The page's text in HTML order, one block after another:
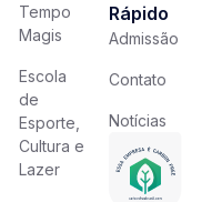
Tempo
Magis
Escola
de
Esporte,
Cultura e
Lazer
Rápido
Admissão
Contato
Notícias